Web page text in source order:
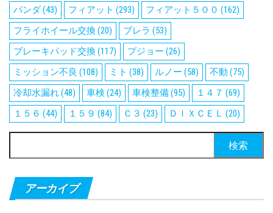
パンダ(43) フィアット (293) フィアット５００ (162)
フライホイール交換(20) ブレラ (53)
ブレーキパッド交換(117) プジョー (26)
ミッション不良 (108) ミト (38) ルノー (58) 不動 (75)
冷却水漏れ(48) 車検 (24) 車検整備(95) １４７ (69)
１５６ (44) １５９ (84) Ｃ３ (23) ＤＩＸＣＥＬ (20)
索:
アーカイブ